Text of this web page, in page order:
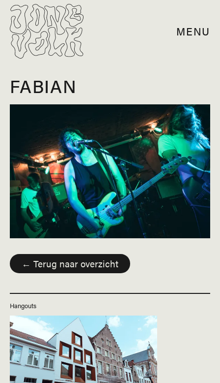
MENU
FABIAN
← Terug naar overzicht
Hangouts